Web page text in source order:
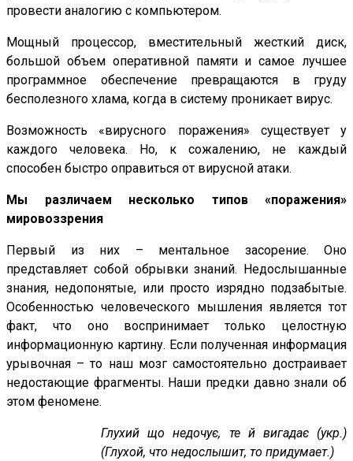
провести аналогию с компьютером.
Мощный процессор, вместительный жесткий диск,
большой объем оперативной памяти и самое лучшее
программное обеспечение превращаются в груду
бесполезного хлама, когда в систему проникает вирус.
Возможность «вирусного поражения» существует у
каждого человека. Но, к сожалению, не каждый
способен быстро оправиться от вирусной атаки.
Мы различаем несколько типов «поражения»
мировоззрения
Первый из них – ментальное засорение. Оно
представляет собой обрывки знаний. Недослышанные
знания, недопонятые, или просто изрядно подзабытые.
Особенностью человеческого мышления является тот
факт, что оно воспринимает только целостную
информационную картину. Если полученная информация
урывочная – то наш мозг самостоятельно достраивает
недостающие фрагменты. Наши предки давно знали об
этом феномене.
Глухий що недочує, те й вигадає (укр.)
(Глухой, что недослышит, то придумает.)